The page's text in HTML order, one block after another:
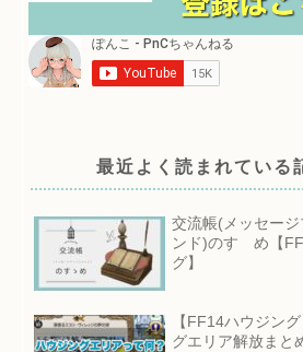
最近よく読まれている
交流帳(メッセージ
ンド)のすゝめ【
グ】
【FF14ハウジン
グエリア解放まと